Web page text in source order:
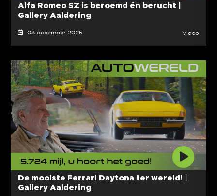
Alfa Romeo SZ is beroemd én berucht |
Gallery Aaldering
03 december 2025 Video
De mooiste Ferrari Daytona ter wereld! |
Gallery Aaldering